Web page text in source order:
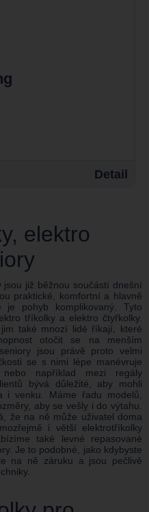
Detail
elektro
již běžnou součástí dnešní
praktické, komfortní a hlavně
pohyb komplikovaný. Tyto
tříkolky a elektro čtyřkolky.
také mnozí lidé říkají, které
otočit se na menším
jsou právě proto velmi
se s nimi lépe manévruje
například mezi regály
bývá důležité, aby mohli
i venku. Máme řadu modelů,
aby se vešly i do výtahu.
že na ně může uživatel doma
i větší elektrotříkolky
také levné repasované
Je to podobné, jako kdybyste
na ně záruku a jsou pečlivě